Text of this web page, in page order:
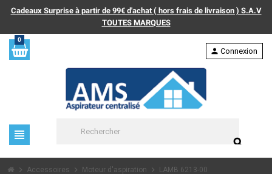
Cadeaux Surprise à partir de 99€ d'achat ( hors frais de livraison ) S.A.V
TOUTES MARQUES
0
view_headline
search
person Connexion
chevron_right Accessoires chevron_right Moteur d'aspiration chevron_right LAMB 6213-00